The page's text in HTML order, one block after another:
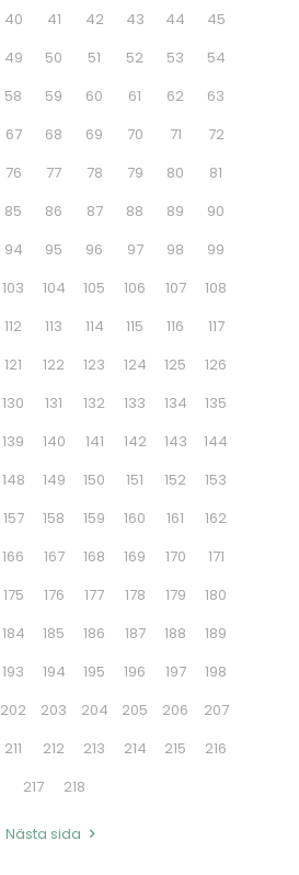
40 41 42 43 44
45
49 50 51 52 53
54
58 59 60 61 62
63
67 68 69 70 71
72
76 77 78 79 80
81
85 86 87 88 89
90
94 95 96 97 98
99
103 104 105 106 107
108
112 113 114 115 116
117
121 122 123 124 125
126
130 131 132 133 134
135
139 140 141 142 143
144
148 149 150 151 152
153
157 158 159 160 161
162
166 167 168 169 170
171
175 176 177 178 179
180
184 185 186 187 188
189
193 194 195 196 197
198
202 203 204 205 206
207
211 212 213 214 215
216
217
218
Nästa sida